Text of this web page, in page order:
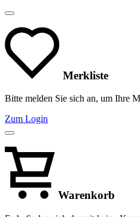
Merkliste
Bitte melden Sie sich an, um Ihre
Zum Login
Warenkorb